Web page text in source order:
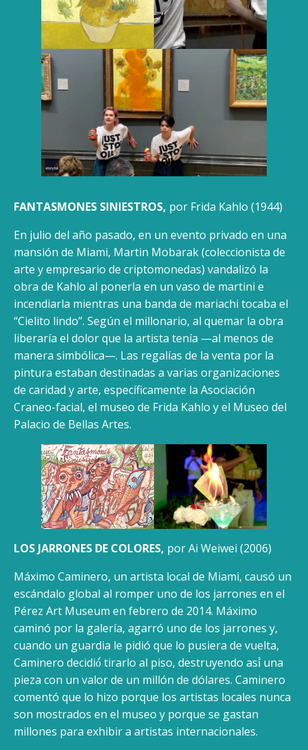
FANTASMONES SINIESTROS, por Frida Kahlo (1944)
En julio del año pasado, en un evento privado en una
mansión de Miami, Martin Mobarak (coleccionista de
arte y empre­sario de criptomonedas) vandalizó la
obra de Kahlo al ponerla en un vaso de martini e
incendiarla mientras una banda de mariachi tocaba el
“Cielito lindo”. Según el millonario, al quemar la obra
liberaría el dolor que la artista tenía —al menos de
manera simbólica—. Las regalías de la venta por la
pintura estaban destinadas a varias organizaciones
de caridad y arte, específicamente la Asociación
Craneo-facial, el museo de Frida Kahlo y el Museo del
Palacio de Bellas Artes.
LOS JARRONES DE COLORES, por Ai Weiwei (2006)
Máximo Caminero, un artista local de Miami, causó un
escándalo global al romper uno de los jarrones en el
Pérez Art Museum en febrero de 2014. Máximo
caminó por la galería, agarró uno de los jarrones y,
cuando un guardia le pidió que lo pusiera de vuelta,
Caminero decidió́ tirarlo al piso, destruyendo así́ una
pieza con un valor de un millón de dólares. Caminero
comentó que lo hizo porque los artistas locales nunca
son mostrados en el museo y porque se gastan
millones para exhibir a artistas internacionales.